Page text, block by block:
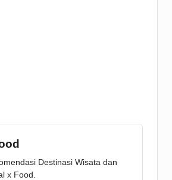
Destinasi Wisata dan
x Food.